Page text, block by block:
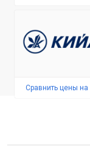
Сравнить цены